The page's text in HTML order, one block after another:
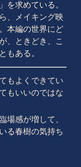
を求めている。
、メイキング映
本編の世界にど
、ときどき、こ
もある。
もよくできてい
もいいのではな
場感が増して、
る春樹の気持ち